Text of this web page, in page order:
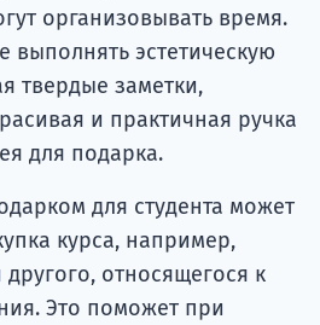
организовывать время.
выполнять эстетическую
твердые заметки,
и практичная ручка
для подарка.
для студента может
курса, например,
относящегося к
Это поможет при